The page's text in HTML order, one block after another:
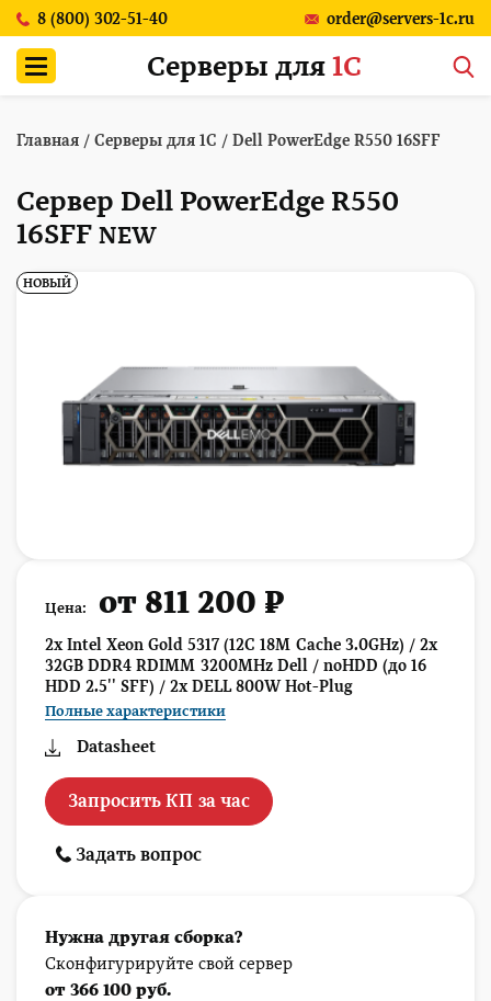
8 (800) 302-51-40 order@servers-1c.ru
Серверы для 1С
Главная / Серверы для 1С / Dell PowerEdge R550 16SFF
Сервер Dell PowerEdge R550
16SFF NEW
НОВЫЙ
Цена: от 811 200 ₽
2x Intel Xeon Gold 5317 (12C 18M Cache 3.0GHz) / 2x
32GB DDR4 RDIMM 3200MHz Dell / noHDD (до 16
HDD 2.5'' SFF) / 2x DELL 800W Hot-Plug
Полные характеристики
Datasheet
Запросить КП за час
Задать вопрос
Нужна другая сборка?
Сконфигурируйте свой сервер
от 366 100 руб.